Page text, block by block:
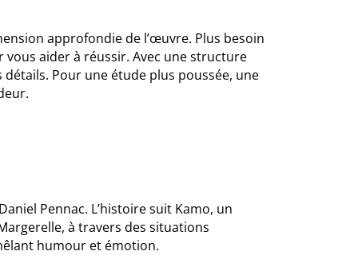
approfondie de l’œuvre. Plus besoin
aider à réussir. Avec une structure
Pour une étude plus poussée, une
Pennac. L’histoire suit Kamo, un
à travers des situations
humour et émotion.